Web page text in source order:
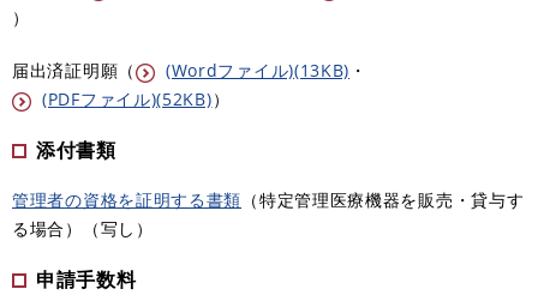
）
届出済証明願（ (Wordファイル)(13KB) ・
(PDFファイル)(52KB)）
添付書類
管理者の資格を証明する書類 （特定管理医療機器を販売・貸与す
る場合）（写し）
申請手数料